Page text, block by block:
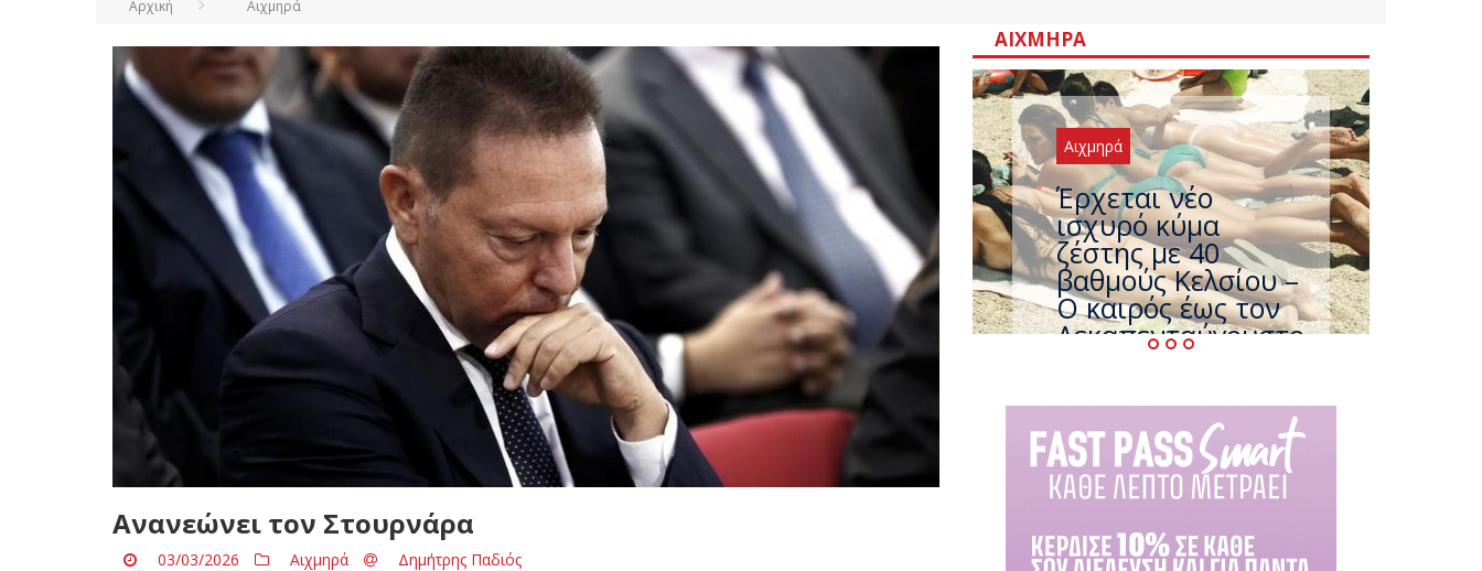
Αρχική Αιχμηρά
Ανανεώνει τον Στουρνάρα
03/03/2026 Αιχμηρά Δημήτρης Παδιός
ΑΙΧΜΗΡΆ
Αιχμηρά
Άφαντος ο
Τσίπρας… την ώρα
που η χώρα
καίγεται